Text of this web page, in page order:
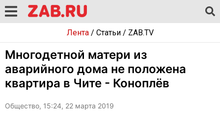
Лента/ Статьи/ ZAB.TV
Многодетной матери из
аварийного дома не положена
квартира в Чите - Коноплёв
Общество, 15:24, 22 марта 2019